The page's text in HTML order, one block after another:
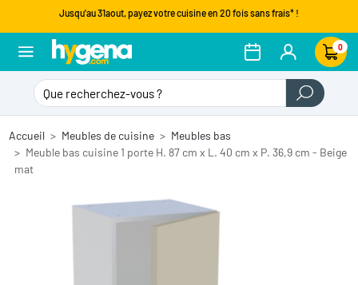
Jusqu'au 31aout, payez votre cuisine en 20 fois sans frais* !
0
Accueil Meubles de cuisine
Meubles bas
Meuble bas cuisine 1 porte H. 87 cm x L. 40 cm x P. 36,9 cm - Beige
mat